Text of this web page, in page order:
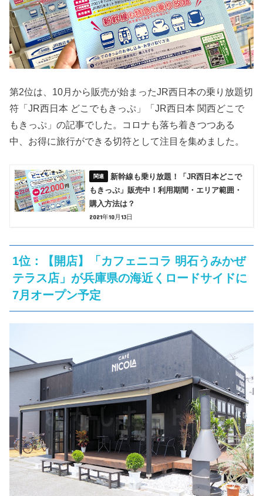
第2位は、10月から販売が始まったJR西日本の乗り放題切
符「JR西日本 どこでもきっぷ」「JR西日本 関西どこで
もきっぷ」の記事でした。コロナも落ち着きつつある
中、お得に旅行ができる切符として注目を集めました。
新幹線も乗り放題！「JR西日本どこで
もきっぷ」販売中！利用期間・エリア範囲・
購入方法は？
2021年10月13日
1位：【開店】「カフェニコラ 明石うみかぜ
テラス店」が兵庫県の海近くロードサイドに
7月オープン予定